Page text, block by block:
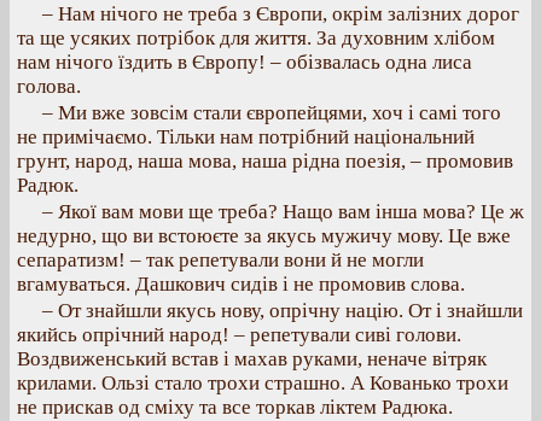
– Нам нічого не треба з Європи, окрім залізних дорог
та ще усяких потрібок для життя. За духовним хлібом
нам нічого їздить в Європу! – обізвалась одна лиса
голова.
– Ми вже зовсім стали європейцями, хоч і самі того
не примічаємо. Тільки нам потрібний національний
грунт, народ, наша мова, наша рідна поезія, – промовив
Радюк.
– Якої вам мови ще треба? Нащо вам інша мова? Це ж
недурно, що ви встоюєте за якусь мужичу мову. Це вже
сепаратизм! – так репетували вони й не могли
вгамуваться. Дашкович сидів і не промовив слова.
– От знайшли якусь нову, опрічну націю. От і знайшли
якийсь опрічний народ! – репетували сиві голови.
Воздвиженський встав і махав руками, неначе вітряк
крилами. Ользі стало трохи страшно. А Кованько трохи
не прискав од сміху та все торкав ліктем Радюка.